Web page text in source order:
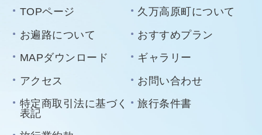
TOPページ
久万高原町について
お遍路について
おすすめプラン
MAPダウンロード
ギャラリー
アクセス
お問い合わせ
特定商取引法に基づく
表記
旅行条件書